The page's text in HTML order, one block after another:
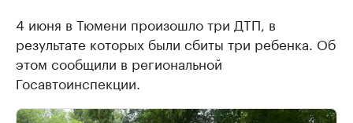
4 июня в Тюмени произошло три ДТП, в
результате которых были сбиты три ребенка. Об
этом сообщили в региональной
Госавтоинспекции.